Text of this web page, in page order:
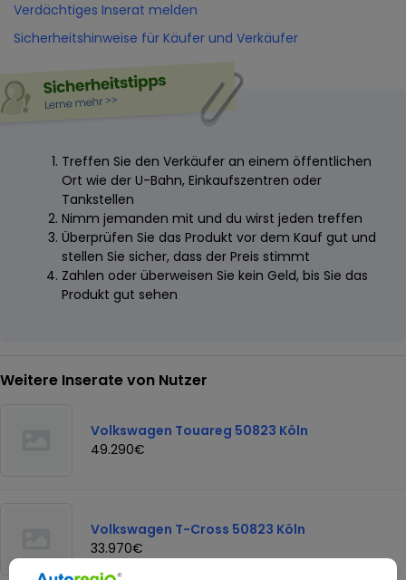
Verdächtiges Inserat melden
Sicherheitshinweise für Käufer und Verkäufer
Treffen Sie den Verkäufer an einem öffentlichen
Ort wie der U-Bahn, Einkaufszentren oder
Tankstellen
Nimm jemanden mit und du wirst jeden treffen
Überprüfen Sie das Produkt vor dem Kauf gut und
stellen Sie sicher, dass der Preis stimmt
Zahlen oder überweisen Sie kein Geld, bis Sie das
Produkt gut sehen
Weitere Inserate von Nutzer
Volkswagen Touareg 50823 Köln
49.290€
Volkswagen T-Cross 50823 Köln
33.970€